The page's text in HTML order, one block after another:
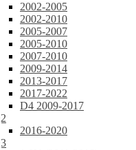
2002-2005
2002-2010
2005-2007
2005-2010
2007-2010
2009-2014
2013-2017
2017-2022
D4 2009-2017
2016-2020